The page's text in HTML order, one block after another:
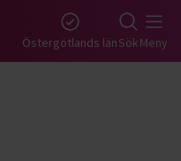
Östergötlands länSökMeny